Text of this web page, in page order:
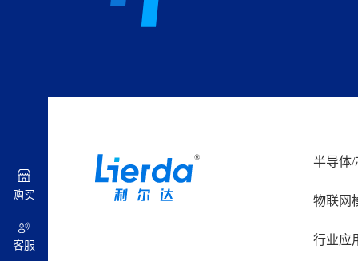
购买
客服
半导体/
物联网
行业应